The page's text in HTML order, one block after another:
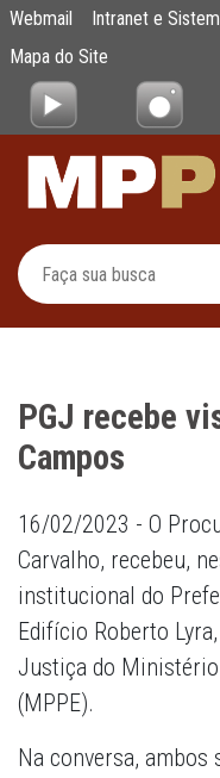
Pular para o Conteúdo
PGJ recebe visita
Webmail Intranet e
Mapa do Site
PGJ recebe
Campos
16/02/2023 - O
Carvalho, recebeu,
institucional do
Edifício Roberto
Justiça do
(MPPE).
Na conversa,